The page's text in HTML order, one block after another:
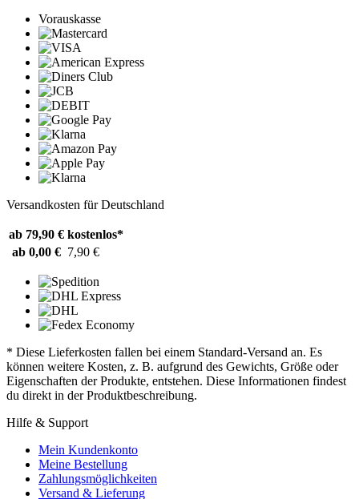
Vorauskasse
Versandkosten für Deutschland
ab 79,90 € kostenlos*
ab 0,00 € 7,90 €
* Diese Lieferkosten fallen bei einem Standard-Versand an. Es
können weitere Kosten, z. B. aufgrund des Gewichts, Größe oder
Eigenschaften der Produkte, entstehen. Diese Informationen findest
du direkt in der Produktbeschreibung.
Hilfe & Support
Mein Kundenkonto
Meine Bestellung
Zahlungsmöglichkeiten
Versand & Lieferung